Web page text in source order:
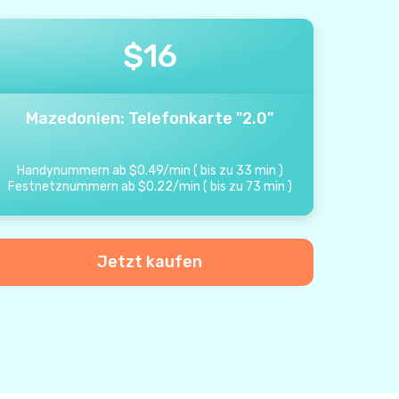
$16
Mazedonien: Telefonkarte "2.0"
Handynummern ab $0.49/min ( bis zu 33 min )
Festnetznummern ab $0.22/min ( bis zu 73 min )
Jetzt kaufen